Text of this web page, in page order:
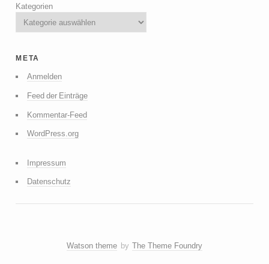
Kategorien
meta
Anmelden
Feed der Einträge
Kommentar-Feed
WordPress.org
Impressum
Datenschutz
Watson theme by The Theme Foundry